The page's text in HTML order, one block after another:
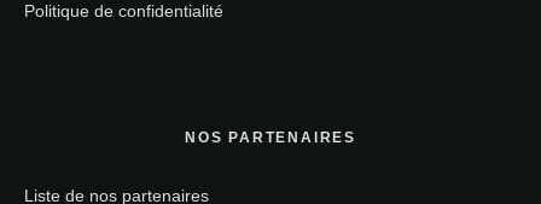
Politique de confidentialité
NOS PARTENAIRES
Liste de nos partenaires